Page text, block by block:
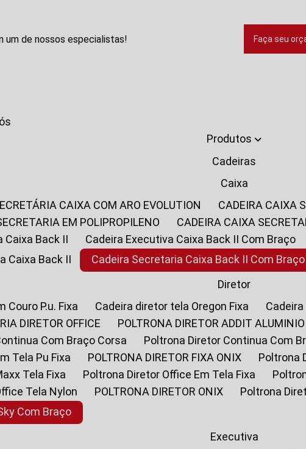
um de nossos especialistas! Faça seu
Produtos
Cadeiras
Caixa
CAIXA COM ARO EVOLUTION
CADEIRA CAIXA
EM POLIPROPILENO
CADEIRA CAIXA
Caixa Back II
Cadeira Executiva Caixa Back II Com Braço
Caixa Back II
Cadeira Secretaria Caixa Back II Com Braço
Diretor
Couro P.u. Fixa
Cadeira diretor tela Oregon Fixa
DIRETOR OFFICE
POLTRONA DIRETOR ADDIT ALUMINIO
Com Braço Corsa
Poltrona Diretor Continua Com
Tela Pu Fixa
POLTRONA DIRETOR FIXA ONIX
Tela Fixa
Poltrona Diretor Office Em Tela Fixa
Tela Nylon
POLTRONA DIRETOR ONIX
Poltrona
Com Braço
Executiva